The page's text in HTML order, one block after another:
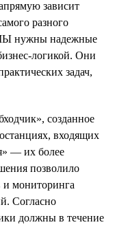
зависит
разного
нужны надежные
логикой. Они
задач,
созданное
входящих
— их более
позволило
и мониторинга
Согласно
должны в течение